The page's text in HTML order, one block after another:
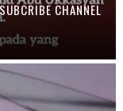
CHANNEL